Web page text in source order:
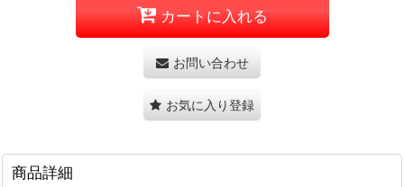
カートに入れる
お問い合わせ
お気に入り登録
商品詳細